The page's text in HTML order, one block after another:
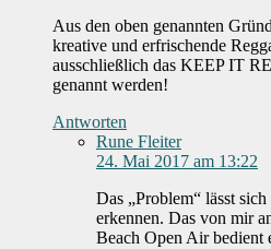
Aus den oben genannten
kreative und erfrischende
ausschließlich das KEEP IT
genannt werden!
Antworten
Rune Fleiter
24. Mai 2017 am 13:22
Das „Problem“ lässt
erkennen. Das von mir
Beach Open Air bedient